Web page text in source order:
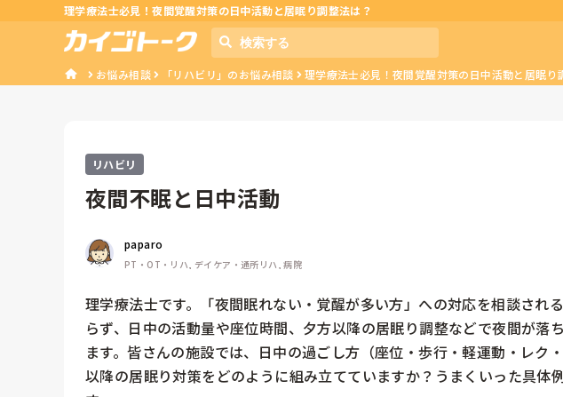
理学療法士必見！夜間覚醒対策の日中活動と居眠り調整法は？
お悩み相談 「リハビリ」のお悩み相談 理学療法士必見！夜間覚醒対策の日中活動と居眠り
リハビリ
夜間不眠と日中活動
paparo
PT・OT・リハ, デイケア・通所リハ, 病院
理学療法士です。「夜間眠れない・覚醒が多い方」への対応を相談され
らず、日中の活動量や座位時間、夕方以降の居眠り調整などで夜間が落
ます。皆さんの施設では、日中の過ごし方（座位・歩行・軽運動・レク
以降の居眠り対策をどのように組み立てていますか？うまくいった具体